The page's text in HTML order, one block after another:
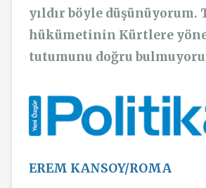
yıldır böyle düşünüyorum.
hükümetinin Kürtlere
tutumunu doğru
EREM KANSOY/ROMA